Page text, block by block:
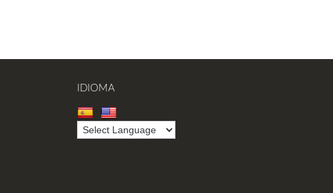
IDIOMA